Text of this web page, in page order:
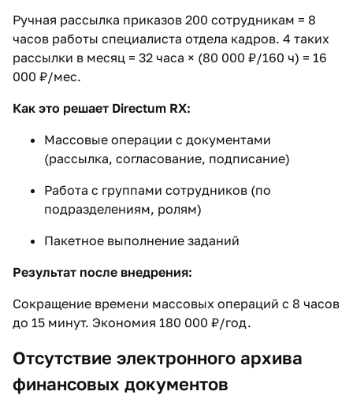
Ручная рассылка приказов 200 сотрудникам = 8
часов работы специалиста отдела кадров. 4 таких
рассылки в месяц = 32 часа × (80 000 ₽/160 ч) = 16
000 ₽/мес.
Как это решает Directum RX:
Массовые операции с документами
(рассылка, согласование, подписание)
Работа с группами сотрудников (по
подразделениям, ролям)
Пакетное выполнение заданий
Результат после внедрения:
Сокращение времени массовых операций с 8 часов
до 15 минут. Экономия 180 000 ₽/год.
Отсутствие электронного архива
финансовых документов